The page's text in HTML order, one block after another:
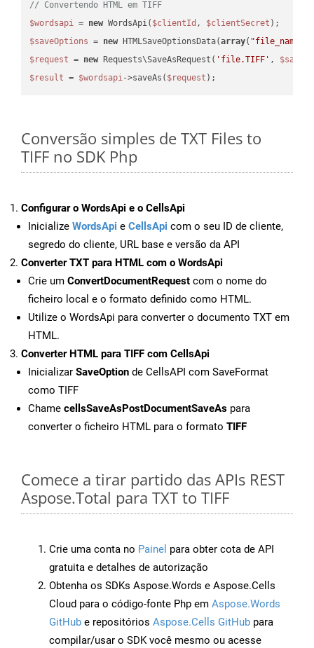
// Convertendo HTML em TIFF
$wordsapi = new WordsApi( $clientId , $clientSecret
$saveOptions = new HTMLSaveOptionsData(array( "file_name"
$request = new Requests\SaveAsRequest( 'file.TIFF' ,
$result = $wordsapi->saveAs( $request
Conversão simples de TXT Files to
TIFF no SDK Php
Configurar o WordsApi e o CellsApi
Inicialize WordsApi e CellsApi com o seu ID de cliente,
segredo do cliente, URL base e versão da API
Converter TXT para HTML com o WordsApi
Crie um ConvertDocumentRequest com o nome do
ficheiro local e o formato definido como HTML.
Utilize o WordsApi para converter o documento TXT em
HTML.
Converter HTML para TIFF com CellsApi
Inicializar SaveOption de CellsAPI com SaveFormat
como TIFF
Chame cellsSaveAsPostDocumentSaveAs para
converter o ficheiro HTML para o formato TIFF
Comece a tirar partido das APIs REST
Aspose.Total para TXT to TIFF
Crie uma conta no Painel para obter cota de API
gratuita e detalhes de autorização
Obtenha os SDKs Aspose.Words e Aspose.Cells
Cloud para o código-fonte Php em Aspose.Words
GitHub e repositórios Aspose.Cells GitHub para
compilar/usar o SDK você mesmo ou acesse